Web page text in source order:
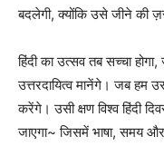
बदलेगी, क्योंकि उसे जीने की
हिंदी का उत्सव तब सच्चा
उत्तरदायित्व मानेंगे। जब हम
करेंगे। उसी क्षण विश्व हिंदी
जाएगा~ जिसमें भाषा, समय